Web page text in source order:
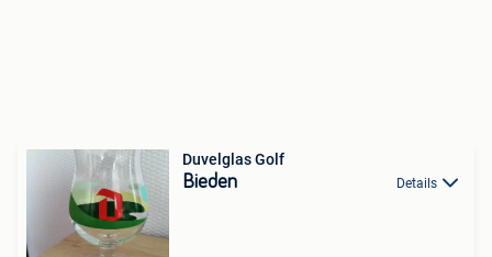
Duvelglas Golf
Bieden Details